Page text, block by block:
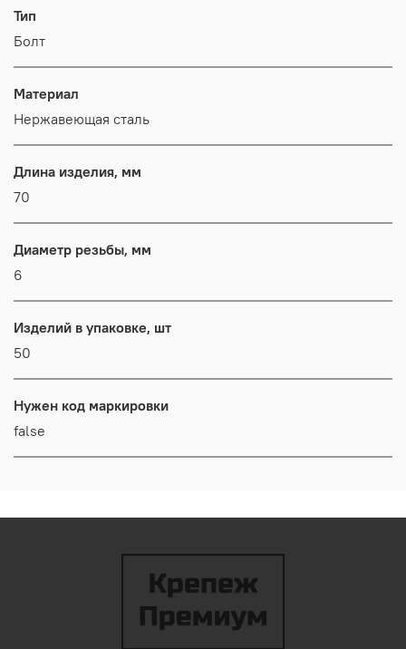
Тип
Болт
Материал
Нержавеющая сталь
Длина изделия, мм
70
Диаметр резьбы, мм
6
Изделий в упаковке, шт
50
Нужен код маркировки
false